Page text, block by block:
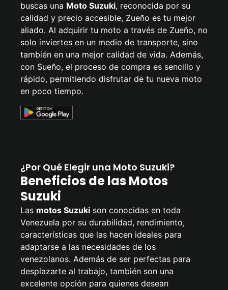
buscas una Moto Suzuki, reconocida por su
calidad y precio accesible, Zueño es tu mejor
aliado. Al adquirir tu moto a través de Zueño, no
solo inviertes en un medio de transporte, sino
también en una mejor calidad de vida. Además,
con Sueño, el proceso de compra es sencillo y
rápido, permitiendo disfrutar de tu nueva moto
en poco tiempo.
¿Por Qué Elegir una Moto Suzuki?
Beneficios de las Motos
Suzuki
Las motos Suzuki son conocidas en toda
Venezuela por su durabilidad, rendimiento,
características que las hacen ideales para
adaptarse a las necesidades de los
venezolanos. Además de ser perfectas para
desplazarte al trabajo, también son una
excelente opción para quienes desean